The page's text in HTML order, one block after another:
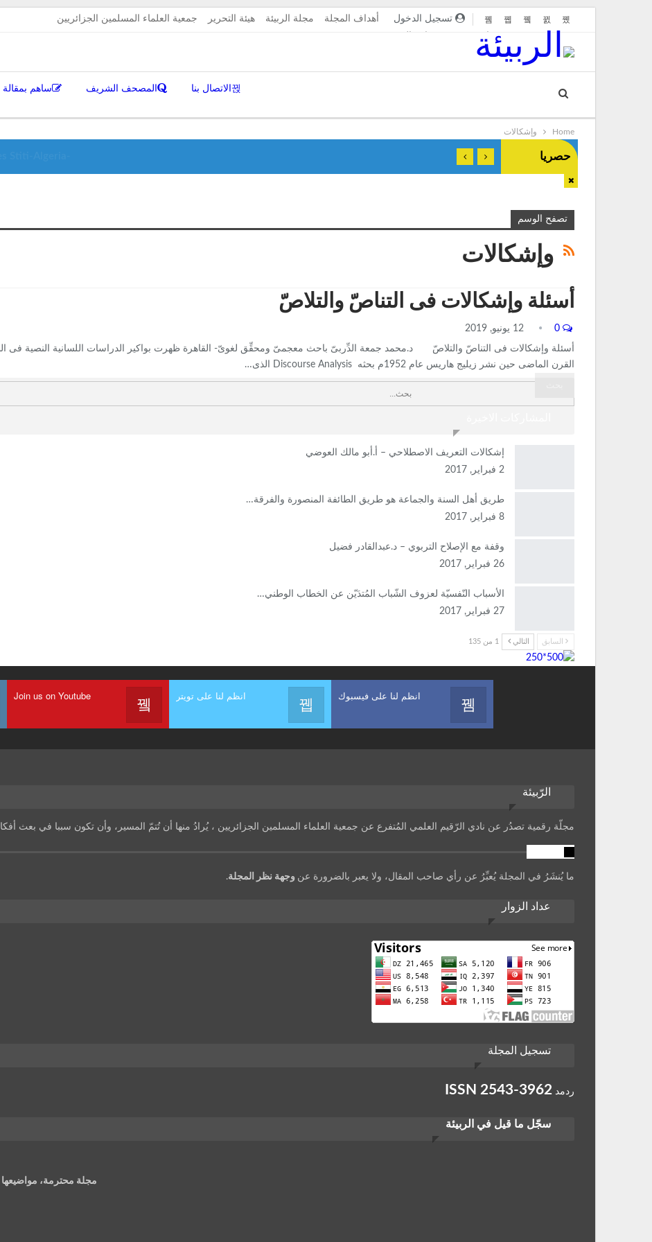
تسجيل الدخول جمعية العلماء المسلمين الجزائريين هيئة التحرير مجلة الربيئة
أهداف المجلة
مواقع صديقة
ساهم بمقالة المصحف الشريف الاتصال بنا
Home وإشكالات
حصريا Stiti-Algeria-
تصفح الوسم
وإشكالات
أسئلة وإشكالات فى التناصّ والتلاصّ
12 يونيو, 2019
أسئلة وإشكالات فى التناصّ والتلاصّ د.محمد جمعة الدِّربىّ باحث معجمىّ ومحقِّق لغوىّ- القاهرة ظهرت بواكير الدراسات اللسانية النصية فى
القرن الماضى حين نشر زيليج هاريس عام 1952م بحثه Discourse Analysis الذى…
إشكالات التعريف الاصطلاحي – أ.أبو مالك العوضي
2 فبراير, 2017
طريق أهل السنة والجماعة هو طريق الطائفة المنصورة والفرقة…
8 فبراير, 2017
وقفة مع الإصلاح التربوي – د.عبدالقادر فضيل
26 فبراير, 2017
الأسباب النّفسيّة لعزوف الشّباب المُتدَيّن عن الخطاب الوطني…
27 فبراير, 2017
السابق التالي 1 من 135
انظم لنا على فيسبوك انظم لنا على تويتر Join us on Youtube
الرّبيئة
مجلّة رقمية تصدُر عن نادي الرّقيم العلمي المُتفرع عن جمعية العلماء المسلمين الجزائريين ، يُرادُ منها أن تُتمّ المسير، وأن تكون سببا في بعث
ما يُنشَرُ في المجلة يُعبِّرُ عن رأي صاحب المقال، ولا يعبر بالضرورة عن وجهة نظر المجلة.
عداد الزوار
تسجيل المجلة
ردمد ISSN 2543-3962
سجّل ما قيل في الربيئة
مجلة محترمة، مواضيعها